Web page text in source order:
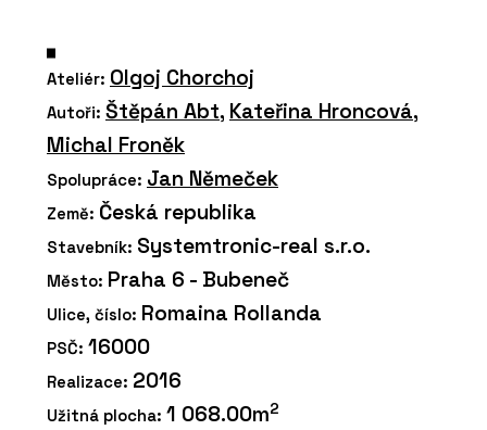
Ateliér: Olgoj Chorchoj
Autoři: Štěpán Abt, Kateřina Hroncová,
Michal Froněk
Spolupráce: Jan Němeček
Země: Česká republika
Stavebník: Systemtronic-real s.r.o.
Město: Praha 6 - Bubeneč
Ulice, číslo: Romaina Rollanda
PSČ: 16000
Realizace: 2016
Užitná plocha: 1 068.00m2